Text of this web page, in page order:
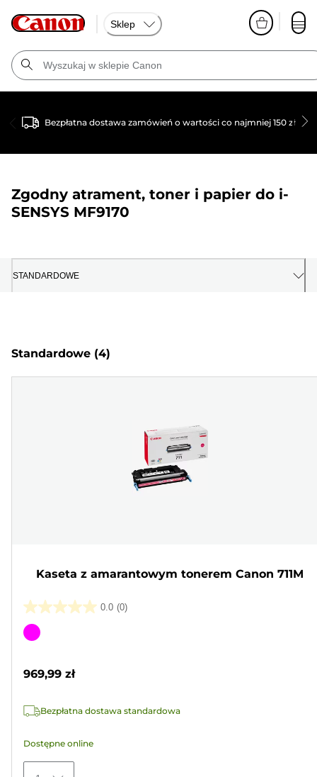
Sklep
Bezpłatna dostawa zamówień o wartości co najmniej 150 zł
Zgodny atrament, toner i papier do i-
SENSYS MF9170
STANDARDOWE
Standardowe (4)
Kaseta z amarantowym tonerem Canon 711M
0.0 (0)
0.0
na
Wkład
969,99 zł
Bezpłatna dostawa standardowa
Dostępne online